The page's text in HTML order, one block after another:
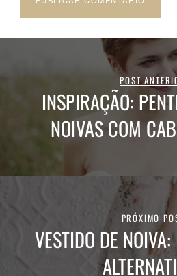
POST
INSPIRAÇÃO:
NOIVAS COM
PRÓXIMO
VESTIDO DE